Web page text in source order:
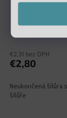
Obsidián
€2,31 bez DPH
€2,80
Neukončená šňůra
šňůře